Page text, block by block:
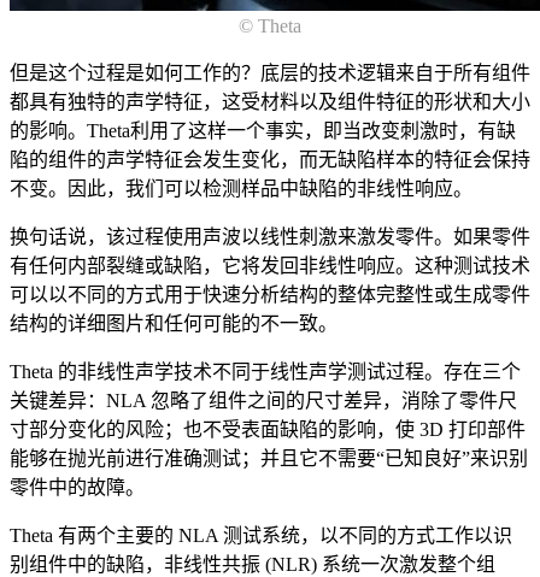
© Theta
但是这个过程是如何工作的？底层的技术逻辑来自于所有组件
都具有独特的声学特征，这受材料以及组件特征的形状和大小
的影响。Theta利用了这样一个事实，即当改变刺激时，有缺
陷的组件的声学特征会发生变化，而无缺陷样本的特征会保持
不变。因此，我们可以检测样品中缺陷的非线性响应。
换句话说，该过程使用声波以线性刺激来激发零件。如果零件
有任何内部裂缝或缺陷，它将发回非线性响应。这种测试技术
可以以不同的方式用于快速分析结构的整体完整性或生成零件
结构的详细图片和任何可能的不一致。
Theta 的非线性声学技术不同于线性声学测试过程。存在三个
关键差异：NLA 忽略了组件之间的尺寸差异，消除了零件尺
寸部分变化的风险；也不受表面缺陷的影响，使 3D 打印部件
能够在抛光前进行准确测试；并且它不需要“已知良好”来识别
零件中的故障。
Theta 有两个主要的 NLA 测试系统，以不同的方式工作以识
别组件中的缺陷，非线性共振 (NLR) 系统一次激发整个组